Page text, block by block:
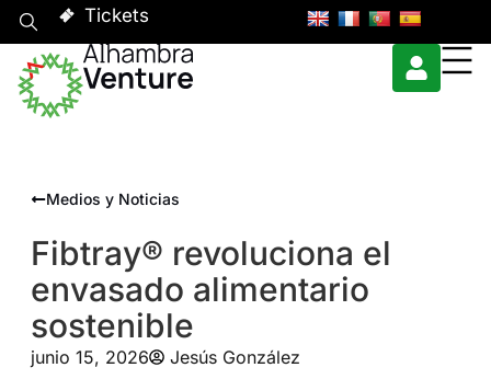
Tickets
Medios y Noticias
Fibtray® revoluciona el
envasado alimentario
sostenible
junio 15, 2026 Jesús González